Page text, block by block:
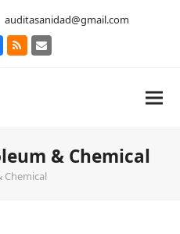
auditasanidad@gmail.com
RSS Correo
& Chemical